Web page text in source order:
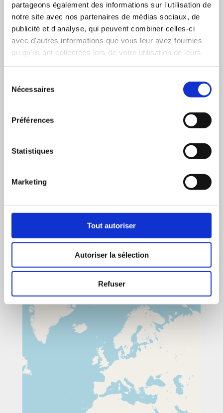
partageons également des informations sur l'utilisation de
notre site avec nos partenaires de médias sociaux, de
publicité et d'analyse, qui peuvent combiner celles-ci
avec d'autres informations que vous leur avez fournies
ou qu'ils ont collectées lors de votre utilisation de leurs
Nécessaires
Préférences
Statistiques
Marketing
Tout autoriser
Autoriser la sélection
Refuser
−
¹ Période d'un an couvrant soit les
données de mât de mesure, soit une
année représentative à long terme. Si
vous avez des questions concernant
l'année à sélectionner, veuilleznous
contacteravant de passer commande.